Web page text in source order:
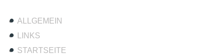
ALLGEMEIN
LINKS
STARTSEITE